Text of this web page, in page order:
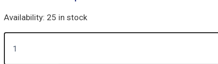
Availability: 25 in stock